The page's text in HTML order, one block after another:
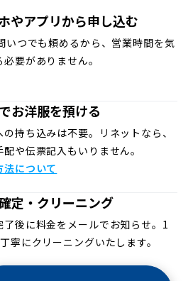
やアプリから申し込む
いつでも頼めるから、営業時間を気
必要がありません。
お洋服を預ける
の持ち込みは不要。リネットなら、
配や伝票記入もいりません。
法について
定・クリーニング
了後に料金をメールでお知らせ。1
寧にクリーニングいたします。